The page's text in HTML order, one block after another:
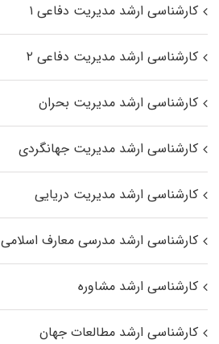
کارشناسی ارشد مدیریت دفاعی ۱
کارشناسی ارشد مدیریت دفاعی ۲
کارشناسی ارشد مدیریت بحران
کارشناسی ارشد مدیریت جهانگردی
کارشناسی ارشد مدیریت دریایی
کارشناسی ارشد مدرسی معارف اسلامی
کارشناسی ارشد مشاوره
کارشناسی ارشد مطالعات جهان